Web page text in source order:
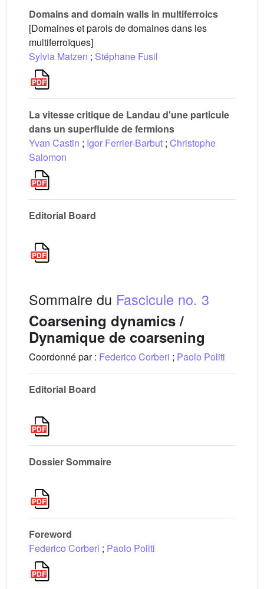
Domains and domain walls in multiferroics
[Domaines et parois de domaines dans les
multiferroïques]
Sylvia Matzen ; Stéphane Fusil
La vitesse critique de Landau d'une particule
dans un superfluide de fermions
Yvan Castin ; Igor Ferrier-Barbut ; Christophe
Salomon
Editorial Board
Sommaire du Fascicule no. 3
Coarsening dynamics /
Dynamique de coarsening
Coordonné par : Federico Corberi ; Paolo Politi
Editorial Board
Dossier Sommaire
Foreword
Federico Corberi ; Paolo Politi